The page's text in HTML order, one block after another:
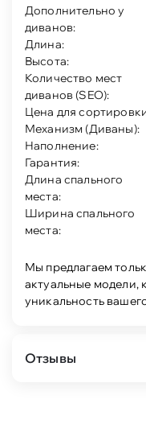
Дополнительно у
диванов:
Длина:
Высота:
Количество мест
диванов (SEO):
Цена для
Механизм (Диваны):
Наполнение:
Гарантия:
Длина спального
места:
Ширина спального
места:
Мы предлагаем
актуальные модели,
уникальность
Отзывы